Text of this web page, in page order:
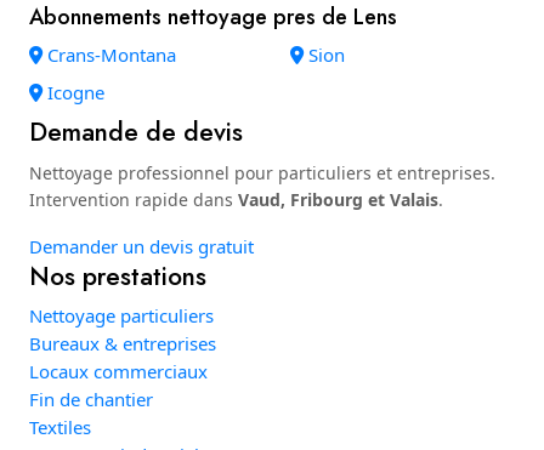
Abonnements nettoyage pres de Lens
Crans-Montana
Sion
Icogne
Demande de devis
Nettoyage professionnel pour particuliers et entreprises.
Intervention rapide dans Vaud, Fribourg et Valais.
Demander un devis gratuit
Nos prestations
Nettoyage particuliers
Bureaux & entreprises
Locaux commerciaux
Fin de chantier
Textiles